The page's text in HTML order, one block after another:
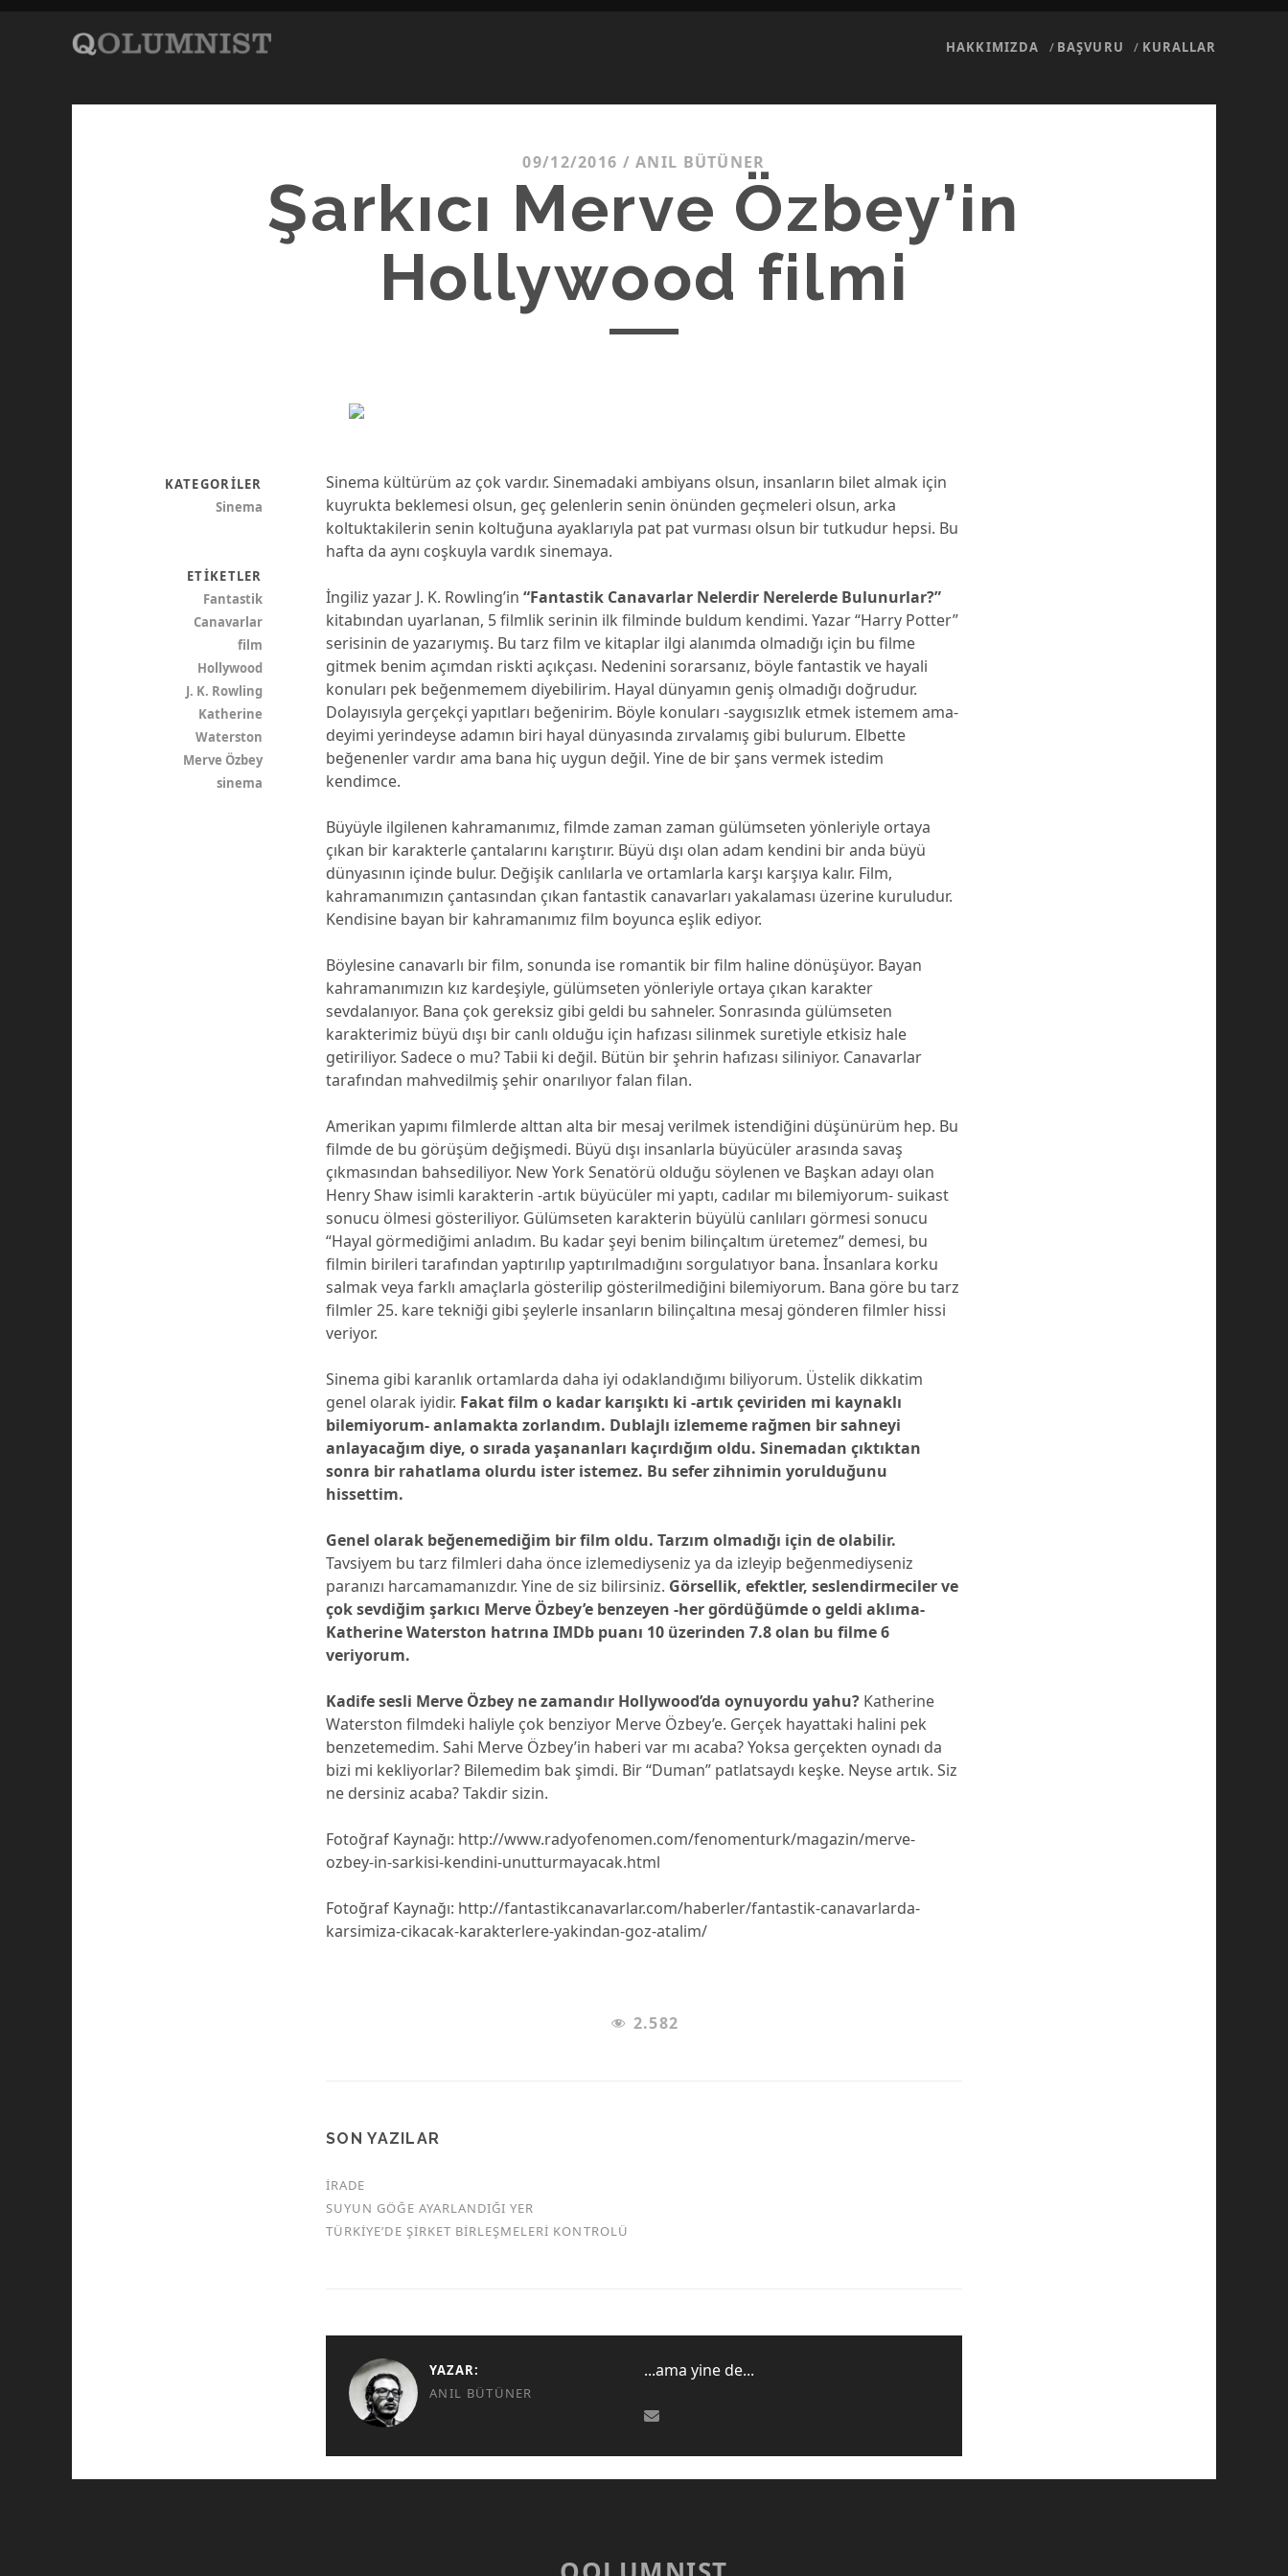
HAKKIMIZDA BAŞVURU KURALLAR
09/12/2016 /ANIL BÜTÜNER
Şarkıcı Merve Özbey’in
Hollywood filmi
Sinema kültürüm az çok vardır. Sinemadaki ambiyans olsun, insanların bilet almak için
kuyrukta beklemesi olsun, geç gelenlerin senin önünden geçmeleri olsun, arka
koltuktakilerin senin koltuğuna ayaklarıyla pat pat vurması olsun bir tutkudur hepsi. Bu
hafta da aynı coşkuyla vardık sinemaya.
İngiliz yazar J. K. Rowling’in“Fantastik Canavarlar Nelerdir Nerelerde Bulunurlar?”
kitabından uyarlanan, 5 filmlik serinin ilk filminde buldum kendimi. Yazar “Harry Potter”
serisinin de yazarıymış. Bu tarz film ve kitaplar ilgi alanımda olmadığı için bu filme
gitmek benim açımdan riskti açıkçası. Nedenini sorarsanız, böyle fantastik ve hayali
konuları pek beğenmemem diyebilirim. Hayal dünyamın geniş olmadığı doğrudur.
Dolayısıyla gerçekçi yapıtları beğenirim. Böyle konuları -saygısızlık etmek istemem ama-
deyimi yerindeyse adamın biri hayal dünyasında zırvalamış gibi bulurum. Elbette
beğenenler vardır ama bana hiç uygun değil. Yine de bir şans vermek istedim
kendimce.
Büyüyle ilgilenen kahramanımız, filmde zaman zaman gülümseten yönleriyle ortaya
çıkan bir karakterle çantalarını karıştırır. Büyü dışı olan adam kendini bir anda büyü
dünyasının içinde bulur. Değişik canlılarla ve ortamlarla karşı karşıya kalır. Film,
kahramanımızın çantasından çıkan fantastik canavarları yakalaması üzerine kuruludur.
Kendisine bayan bir kahramanımız film boyunca eşlik ediyor.
Böylesine canavarlı bir film, sonunda ise romantik bir film haline dönüşüyor. Bayan
kahramanımızın kız kardeşiyle, gülümseten yönleriyle ortaya çıkan karakter
sevdalanıyor. Bana çok gereksiz gibi geldi bu sahneler. Sonrasında gülümseten
karakterimiz büyü dışı bir canlı olduğu için hafızası silinmek suretiyle etkisiz hale
getiriliyor. Sadece o mu? Tabii ki değil. Bütün bir şehrin hafızası siliniyor. Canavarlar
tarafından mahvedilmiş şehir onarılıyor falan filan.
Amerikan yapımı filmlerde alttan alta bir mesaj verilmek istendiğini düşünürüm hep. Bu
filmde de bu görüşüm değişmedi. Büyü dışı insanlarla büyücüler arasında savaş
çıkmasından bahsediliyor. New York Senatörü olduğu söylenen ve Başkan adayı olan
Henry Shaw isimli karakterin -artık büyücüler mi yaptı, cadılar mı bilemiyorum- suikast
sonucu ölmesi gösteriliyor. Gülümseten karakterin büyülü canlıları görmesi sonucu
“Hayal görmediğimi anladım. Bu kadar şeyi benim bilinçaltım üretemez” demesi, bu
filmin birileri tarafından yaptırılıp yaptırılmadığını sorgulatıyor bana. İnsanlara korku
salmak veya farklı amaçlarla gösterilip gösterilmediğini bilemiyorum. Bana göre bu tarz
filmler 25. kare tekniği gibi şeylerle insanların bilinçaltına mesaj gönderen filmler hissi
veriyor.
Sinema gibi karanlık ortamlarda daha iyi odaklandığımı biliyorum. Üstelik dikkatim
genel olarak iyidir. Fakat film o kadar karışıktı ki -artık çeviriden mi kaynaklı
bilemiyorum- anlamakta zorlandım. Dublajlı izlememe rağmen bir sahneyi
anlayacağım diye, o sırada yaşananları kaçırdığım oldu. Sinemadan çıktıktan
sonra bir rahatlama olurdu ister istemez. Bu sefer zihnimin yorulduğunu
hissettim.
Genel olarak beğenemediğim bir film oldu. Tarzım olmadığı için de olabilir.
Tavsiyem bu tarz filmleri daha önce izlemediyseniz ya da izleyip beğenmediyseniz
paranızı harcamamanızdır. Yine de siz bilirsiniz. Görsellik, efektler, seslendirmeciler ve
çok sevdiğim şarkıcı Merve Özbey’e benzeyen -her gördüğümde o geldi aklıma-
Katherine Waterston hatrına IMDb puanı 10 üzerinden 7.8 olan bu filme 6
veriyorum.
Kadife sesli Merve Özbey ne zamandır Hollywood’da oynuyordu yahu? Katherine
Waterston filmdeki haliyle çok benziyor Merve Özbey’e. Gerçek hayattaki halini pek
benzetemedim. Sahi Merve Özbey’in haberi var mı acaba? Yoksa gerçekten oynadı da
bizi mi kekliyorlar? Bilemedim bak şimdi. Bir “Duman” patlatsaydı keşke. Neyse artık. Siz
ne dersiniz acaba? Takdir sizin.
Fotoğraf Kaynağı: http://www.radyofenomen.com/fenomenturk/magazin/merve-
ozbey-in-sarkisi-kendini-unutturmayacak.html
Fotoğraf Kaynağı: http://fantastikcanavarlar.com/haberler/fantastik-canavarlarda-
karsimiza-cikacak-karakterlere-yakindan-goz-atalim/
2.582
SON YAZILAR
İRADE
SUYUN GÖĞE AYARLANDIĞI YER
TÜRKİYE’DE ŞİRKET BİRLEŞMELERİ KONTROLÜ
KATEGORILER
Sinema
ETIKETLER
Fantastik
Canavarlar
film
Hollywood
J. K. Rowling
Katherine
Waterston
Merve Özbey
sinema
YAZAR:
ANIL BÜTÜNER
...ama yine de...